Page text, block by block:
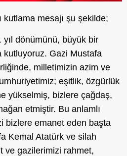
kutlama mesajı şu şekilde;
dönümünü, büyük bir
kutluyoruz. Gazi Mustafa
milletimizin azim ve
eşitlik, özgürlük
yükselmiş, bizlere çağdaş,
etmiştir. Bu anlamlı
bizlere emanet eden başta
Kemal Atatürk ve silah
ve gazilerimizi rahmet,